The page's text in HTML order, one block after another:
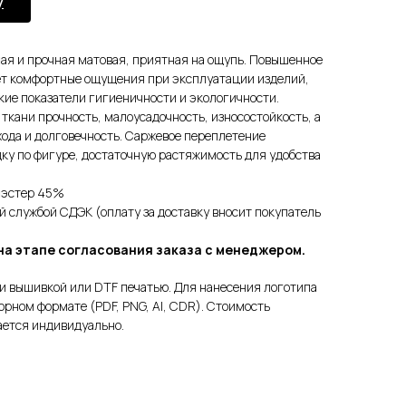
и прочная матовая, приятная на ощупь. Повышенное
комфортные ощущения при эксплуатации изделий,
показатели гигиеничности и экологичности.
прочность, малоусадочность, износостойкость, а
и долговечность. Саржевое переплетение
по фигуре, достаточную растяжимость для удобства
45%
службой СДЭК (оплату за доставку вносит покупатель
этапе согласования заказа с менеджером.
вышивкой или DTF печатью. Для нанесения логотипа
формате (PDF, PNG, AI, CDR). Стоимость
индивидуально.